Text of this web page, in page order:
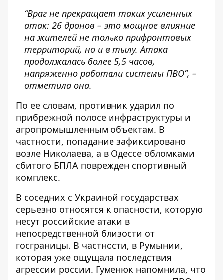
“Враг не прекращает таких усиленных
атак: 26 дронов – это мощное влияние
на жителей не только прифронтовых
территорий, но и в тылу. Атака
продолжалась более 5,5 часов,
напряженно работали системы ПВО”, –
отметила она.
По ее словам, противник ударил по
прибрежной полосе инфраструктуры и
агропромышленным объектам. В
частности, попадание зафиксировано
возле Николаева, а в Одессе обломками
сбитого БПЛА поврежден спортивный
комплекс.
В соседних с Украиной государствах
серьезно относятся к опасности, которую
несут российские атаки в
непосредственной близости от
госграницы. В частности, в Румынии,
которая уже ощущала последствия
агрессии россии. Гуменюк напомнила, что